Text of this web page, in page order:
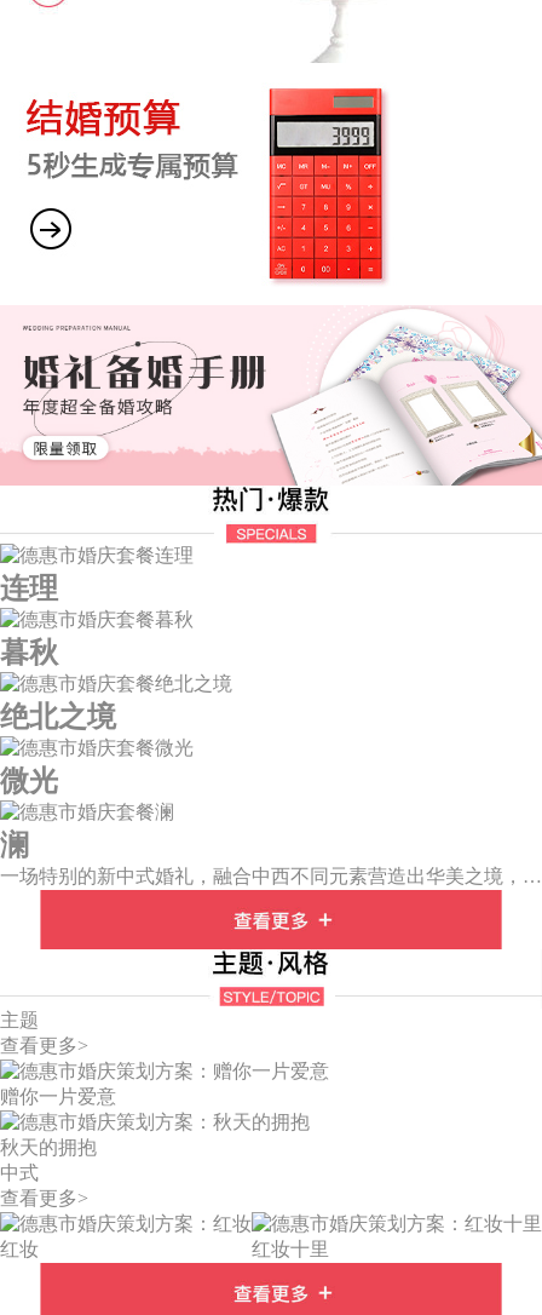
连理
暮秋
绝北之境
微光
澜
一场特别的新中式婚礼，融合中西不同元素营造出华美之境，有庄严浪漫的西式证婚，也有含蓄深情的中式感恩，从古典到现代，从前世到今生，爱，隽永铭刻。
主题
查看更多>
赠你一片爱意
秋天的拥抱
中式
查看更多>
红妆 红妆十里